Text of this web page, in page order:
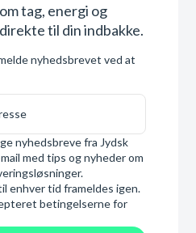
tag, energi og
til din indbakke.
nyhedsbrevet ved at
nyhedsbreve fra Jydsk
med tips og nyheder om
enhver tid frameldes igen.
betingelserne for